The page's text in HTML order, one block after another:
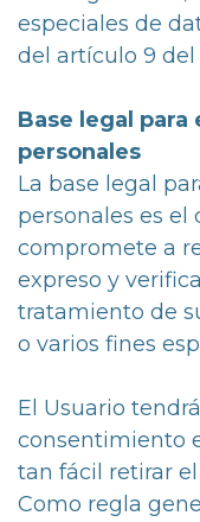
especiales de
del artículo 9 del
Base legal
personales
La base legal
personales es el
compromete a
expreso y
tratamiento de
o varios fines
El Usuario
consentimiento
tan fácil retirar
Como regla